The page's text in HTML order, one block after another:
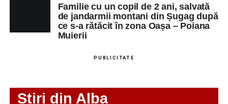
Familie cu un copil de 2 ani, salvată
de jandarmii montani din Șugag după
ce s-a rătăcit în zona Oașa – Poiana
Muierii
PUBLICITATE
Stiri din Alba